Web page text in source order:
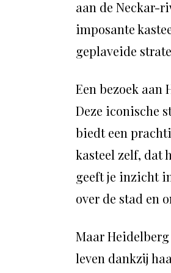
aan de Neckar-
imposante
geplaveide
Een bezoek aan
Deze iconische
biedt een
kasteel zelf, dat
geeft je inzicht
over de stad en
Maar
leven dankzij